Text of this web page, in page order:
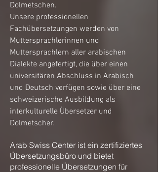
Dolmetschen.
Unsere professionellen
Fachübersetzungen werden von
Muttersprachlerinnen und
Muttersprachlern aller arabischen
Dialekte angefertigt, die über einen
universitären Abschluss in Arabisch
und Deutsch verfügen sowie über eine
schweizerische Ausbildung als
interkulturelle Übersetzer und
Dolmetscher.
Arab Swiss Center ist ein zertifiziertes
Übersetzungsbüro und bietet
professionelle Übersetzungen für